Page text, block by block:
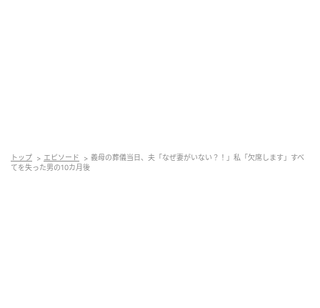
た。不妊治療の話が出るたびに、金のかかる女だと責
トップ エピソード
義母の葬儀当日、夫「なぜ妻がいない？！」私「欠席します」すべ
てを失った男の10カ月後